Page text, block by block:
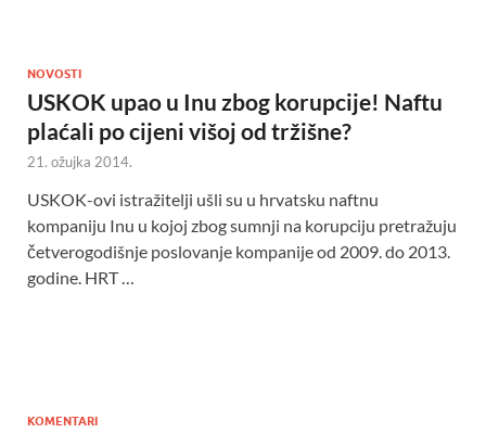
NOVOSTI
USKOK upao u Inu zbog korupcije! Naftu
plaćali po cijeni višoj od tržišne?
21. ožujka 2014.
USKOK-ovi istražitelji ušli su u hrvatsku naftnu
kompaniju Inu u kojoj zbog sumnji na korupciju pretražuju
četverogodišnje poslovanje kompanije od 2009. do 2013.
godine. HRT …
KOMENTARI